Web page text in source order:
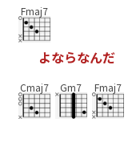
Fmaj7
よならなんだ
Cmaj7 Gm7 Fmaj7